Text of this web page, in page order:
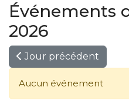
Événements
2026
Jour précédent
Aucun événement